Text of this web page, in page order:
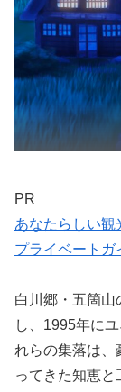
PR
あなたらしい観
プライベートガ
白川郷・五箇山
し、1995年に
れらの集落は、
ってきた知恵